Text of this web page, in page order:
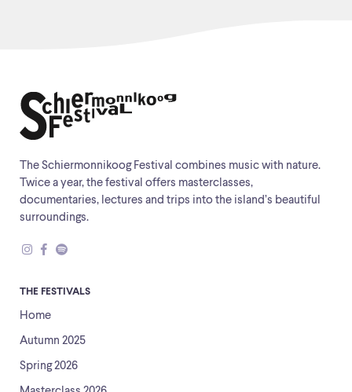
The Schiermonnikoog Festival combines music with nature.
Twice a year, the festival offers masterclasses,
documentaries, lectures and trips into the island’s beautiful
surroundings.
THE FESTIVALS
Home
Autumn 2025
Spring 2026